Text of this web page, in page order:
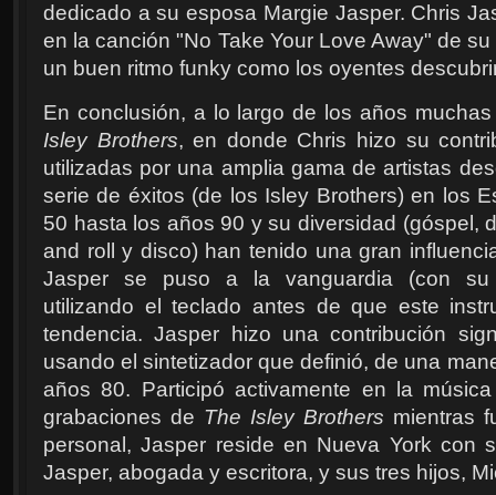
dedicado a su esposa Margie Jasper. Chris
en la canción "No Take Your Love Away" de
un buen ritmo funky como los oyentes
En conclusión, a lo largo de los años
Isley Brothers, en donde Chris hizo su
utilizadas por una amplia gama de artistas
serie de éxitos (de los Isley Brothers) en los
50 hasta los años 90 y su diversidad (góspel,
and roll y disco) han tenido una gran
Jasper se puso a la vanguardia (con su
utilizando el teclado antes de que este
tendencia. Jasper hizo una contribución
usando el sintetizador que definió, de una
años 80. Participó activamente en la
grabaciones de The Isley Brothers mientras
personal, Jasper reside en Nueva York con
Jasper, abogada y escritora, y sus tres hijos,